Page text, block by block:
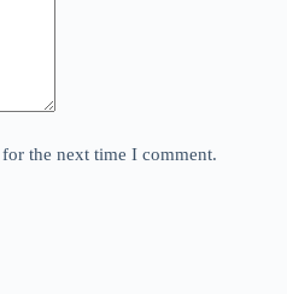
the next time I comment.